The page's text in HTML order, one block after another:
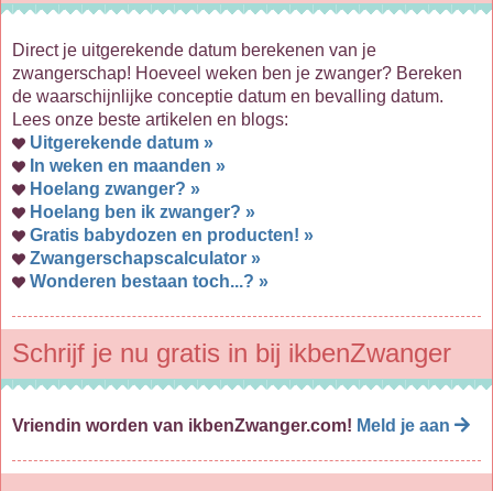
Direct je uitgerekende datum berekenen van je
zwangerschap! Hoeveel weken ben je zwanger? Bereken
de waarschijnlijke conceptie datum en bevalling datum.
Lees onze beste artikelen en blogs:
Uitgerekende datum »
In weken en maanden »
Hoelang zwanger? »
Hoelang ben ik zwanger? »
Gratis babydozen en producten! »
Zwangerschapscalculator »
Wonderen bestaan toch...? »
Schrijf je nu gratis in bij ikbenZwanger
Vriendin worden van ikbenZwanger.com! Meld je aan